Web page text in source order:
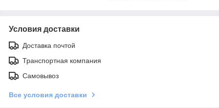
Условия доставки
Доставка почтой
Транспортная компания
Самовывоз
Все условия доставки